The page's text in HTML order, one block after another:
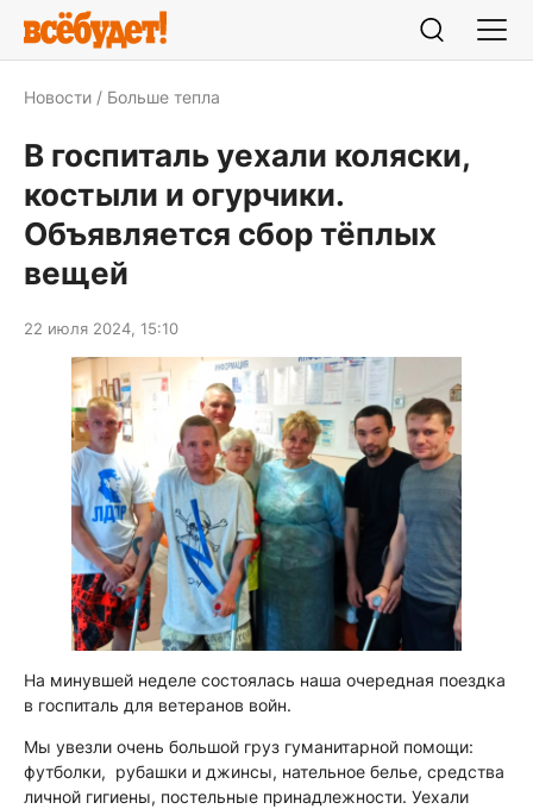
Новости Больше тепла
В госпиталь уехали коляски,
костыли и огурчики.
Объявляется сбор тёплых
вещей
22 июля 2024, 15:10
На минувшей неделе состоялась наша очередная поездка
в госпиталь для ветеранов войн.
Мы увезли очень большой груз гуманитарной помощи:
футболки, рубашки и джинсы, нательное белье, средства
личной гигиены, постельные принадлежности. Уехали